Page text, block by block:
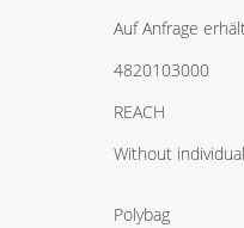
Auf Anfrage
4820103000
REACH
Without
Polybag